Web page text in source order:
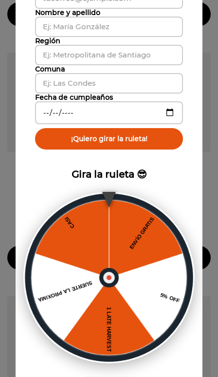
Agregar al carrito
Vista previa
Block Series Semillon
- 45 %
$
($ 6595
Agregar al carrito
Extinto Carmenere
$
Agregar al carrito
Gira la ruleta 😎
Nombre y apellido
Región
Comuna
Fecha de cumpleaños
¡Quiero girar la ruleta!